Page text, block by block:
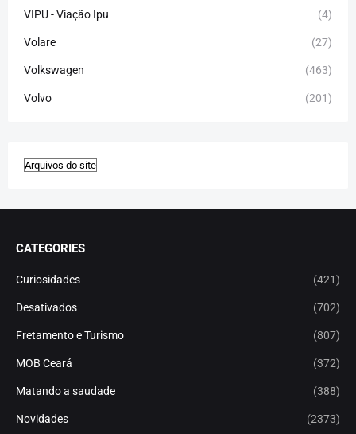
VIPU - Viação Ipu (4)
Volare (27)
Volkswagen (463)
Volvo (201)
CATEGORIES
Curiosidades (421)
Desativados (702)
Fretamento e Turismo (807)
MOB Ceará (372)
Matando a saudade (388)
Novidades (2373)